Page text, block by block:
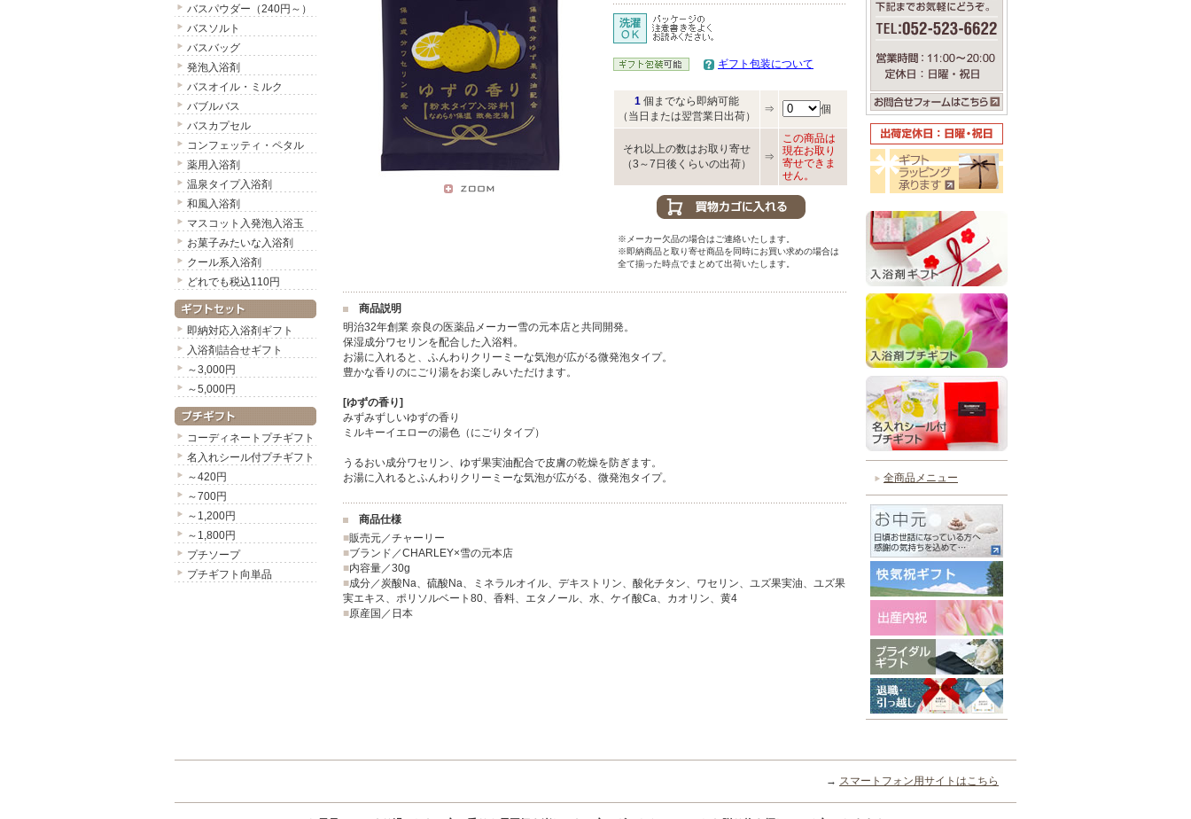
バスパウダー（240円～）
バスソルト
バスバッグ
発泡入浴剤
バスオイル・ミルク
バブルバス
バスカプセル
コンフェッティ・ペタル
薬用入浴剤
温泉タイプ入浴剤
和風入浴剤
マスコット入発泡入浴玉
お菓子みたいな入浴剤
クール系入浴剤
どれでも税込110円
即納対応入浴剤ギフト
入浴剤詰合せギフト
～3,000円
～5,000円
コーディネートプチギフト
名入れシール付プチギフト
～420円
～700円
～1,200円
～1,800円
プチソープ
プチギフト向単品
ギフト包装について
1 個までなら即納可能
（当日または翌営業日出荷）
⇒ 個
それ以上の数はお取り寄せ
（3～7日後くらいの出荷）
⇒
この商品は
現在お取り
寄せできま
せん。
※メーカー欠品の場合はご連絡いたします。
※即納商品と取り寄せ商品を同時にお買い求めの場合は
全て揃った時点でまとめて出荷いたします。
商品説明
明治32年創業 奈良の医薬品メーカー雪の元本店と共同開発。
保湿成分ワセリンを配合した入浴料。
お湯に入れると、ふんわりクリーミーな気泡が広がる微発泡タイプ。
豊かな香りのにごり湯をお楽しみいただけます。
[ゆずの香り]
みずみずしいゆずの香り
ミルキーイエローの湯色（にごりタイプ）
うるおい成分ワセリン、ゆず果実油配合で皮膚の乾燥を防ぎます。
お湯に入れるとふんわりクリーミーな気泡が広がる、微発泡タイプ。
商品仕様
■販売元／チャーリー
■ブランド／CHARLEY×雪の元本店
■内容量／30g
■成分／炭酸Na、硫酸Na、ミネラルオイル、デキストリン、酸化チタン、ワセリン、ユズ果実油、ユズ果
実エキス、ポリソルベート80、香料、エタノール、水、ケイ酸Ca、カオリン、黄4
■原産国／日本
全商品メニュー
→ スマートフォン用サイトはこちら